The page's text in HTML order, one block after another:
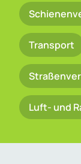
Transport
Luft- und